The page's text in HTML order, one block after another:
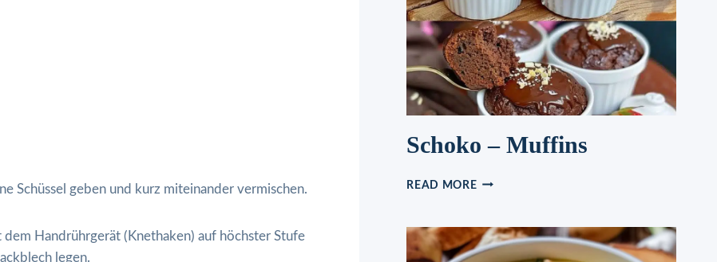
Schüssel geben und kurz miteinander vermischen.
Handrührgerät (Knethaken) auf höchster Stufe
legen.
Schoko – Muffins
READ MORESCHOKO